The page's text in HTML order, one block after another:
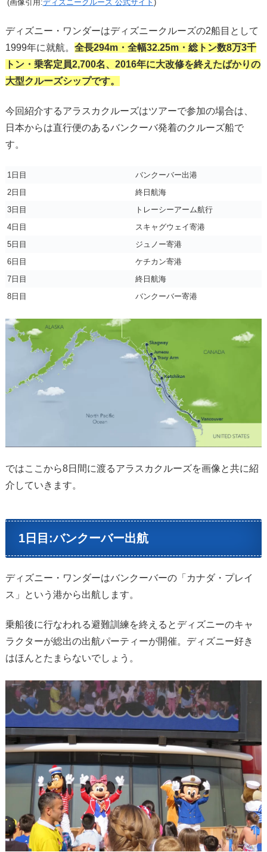
(画像引用:ディズニークルーズ 公式サイト )
ディズニー・ワンダーはディズニークルーズの2船目として
1999年に就航。 全長294m・全幅32.25m・総トン数8万3千
トン・乗客定員2,700名、2016年に大改修を終えたばかりの
大型クルーズシップです。
今回紹介するアラスカクルーズはツアーで参加の場合は、
日本からは直行便のあるバンクーバ発着のクルーズ船で
す。
1日目
バンクーバー出港
2日目
終日航海
3日目
トレーシーアーム航行
4日目
スキャグウェイ寄港
5日目
ジュノー寄港
6日目
ケチカン寄港
7日目
終日航海
8日目
バンクーバー寄港
ではここから8日間に渡るアラスカクルーズを画像と共に紹
介していきます。
1日目:バンクーバー出航
ディズニー・ワンダーはバンクーバーの「カナダ・プレイ
ス」という港から出航します。
乗船後に行なわれる避難訓練を終えるとディズニーのキャ
ラクターが総出の出航パーティーが開催。ディズニー好き
はほんとたまらないでしょう。